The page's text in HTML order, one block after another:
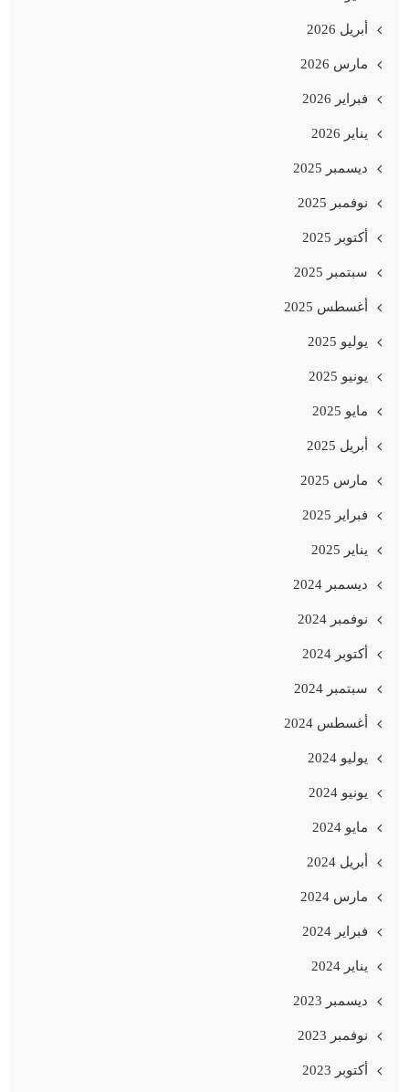
أبريل 2026
مارس 2026
فبراير 2026
يناير 2026
ديسمبر 2025
نوفمبر 2025
أكتوبر 2025
سبتمبر 2025
أغسطس 2025
يوليو 2025
يونيو 2025
مايو 2025
أبريل 2025
مارس 2025
فبراير 2025
يناير 2025
ديسمبر 2024
نوفمبر 2024
أكتوبر 2024
سبتمبر 2024
أغسطس 2024
يوليو 2024
يونيو 2024
مايو 2024
أبريل 2024
مارس 2024
فبراير 2024
يناير 2024
ديسمبر 2023
نوفمبر 2023
أكتوبر 2023